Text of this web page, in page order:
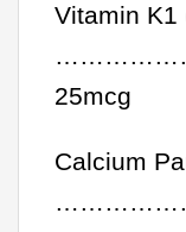
Vitamin K1
25mcg
Calcium